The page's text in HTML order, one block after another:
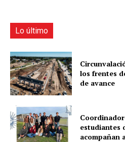
Lo último
los frentes
de avance
estudiantes
acompañan